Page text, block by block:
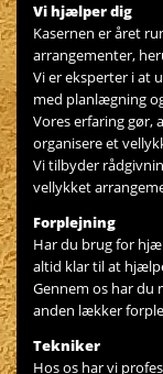
Vi hjælper dig
Kasernen er året
arrangementer,
Vi er eksperter i at
med planlægning
Vores erfaring gør,
organisere et
Vi tilbyder
vellykket
Forplejning
Har du brug for
altid klar til at
Gennem os har du
anden lækker
Tekniker
Hos os har vi